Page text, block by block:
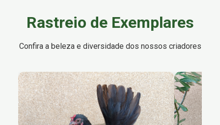
Rastreio de Exemplares
Confira a beleza e diversidade dos nossos criadores